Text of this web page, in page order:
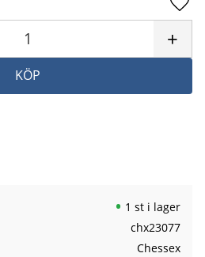
+
KÖP
1 st i lager
chx23077
Chessex